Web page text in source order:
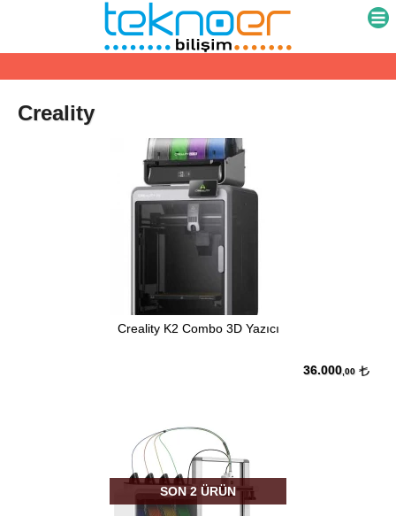
Creality
Creality K2 Combo 3D Yazıcı
36.000 ,00
SON 2 ÜRÜN